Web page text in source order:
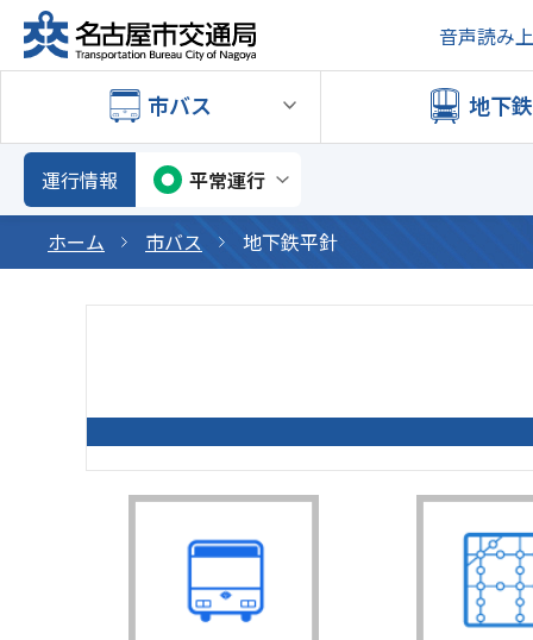
音声読み
市バス 地下鉄
運行情報 平常運行
ホーム 市バス 地下鉄平針